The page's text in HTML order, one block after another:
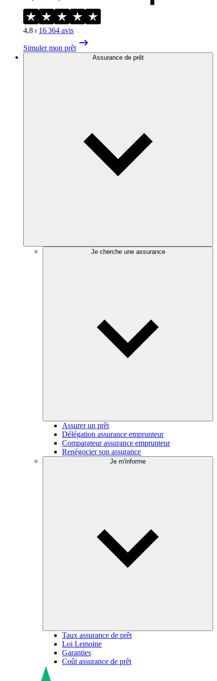
4,8 ⏐ 16 364 avis
Simuler mon prêt
Assurance de prêt
Je cherche une assurance
Assurer un prêt
Délégation assurance emprunteur
Comparateur assurance emprunteur
Renégocier son assurance
Je m'informe
Taux assurance de prêt
Loi Lemoine
Garanties
Coût assurance de prêt